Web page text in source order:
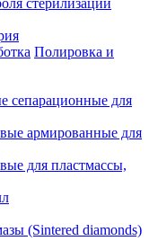
стерилизации
Полировка и
сепарационные для
армированные для
для пластмассы,
(Sintered diamonds)